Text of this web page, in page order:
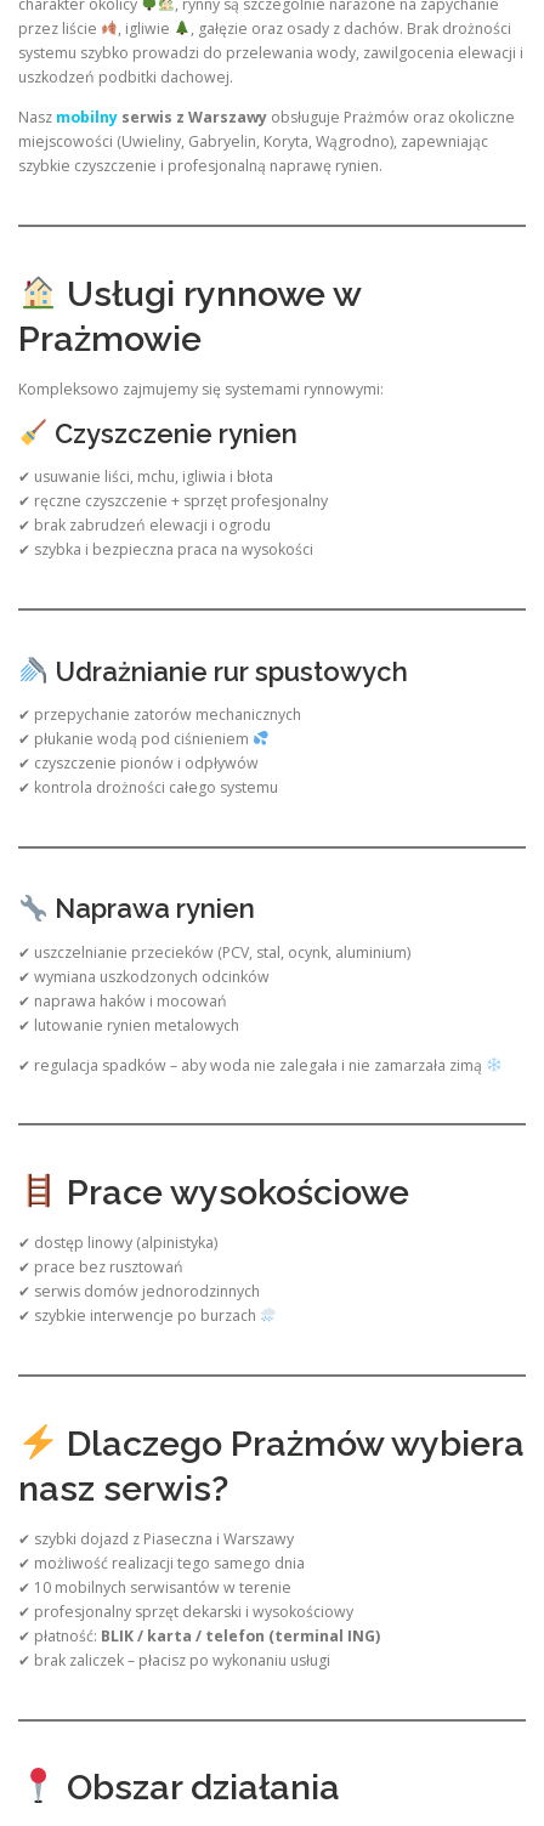
charakter okolicy
, rynny są szczególnie narażone na zapychanie
przez liście
, igliwie
, gałęzie oraz osady z dachów. Brak drożności
systemu szybko prowadzi do przelewania wody, zawilgocenia elewacji i
uszkodzeń podbitki dachowej.
Nasz mobilny serwis z Warszawy obsługuje Prażmów oraz okoliczne
miejscowości (Uwieliny, Gabryelin, Koryta, Wągrodno), zapewniając
szybkie czyszczenie i profesjonalną naprawę rynien.
Usługi rynnowe w
Prażmowie
Kompleksowo zajmujemy się systemami rynnowymi:
Czyszczenie rynien
✔ usuwanie liści, mchu, igliwia i błota
✔ ręczne czyszczenie + sprzęt profesjonalny
✔ brak zabrudzeń elewacji i ogrodu
✔ szybka i bezpieczna praca na wysokości
Udrażnianie rur spustowych
✔ przepychanie zatorów mechanicznych
✔ płukanie wodą pod ciśnieniem
✔ czyszczenie pionów i odpływów
✔ kontrola drożności całego systemu
Naprawa rynien
✔ uszczelnianie przecieków (PCV, stal, ocynk, aluminium)
✔ wymiana uszkodzonych odcinków
✔ naprawa haków i mocowań
✔ lutowanie rynien metalowych
✔ regulacja spadków – aby woda nie zalegała i nie zamarzała zimą
Prace wysokościowe
✔ dostęp linowy (alpinistyka)
✔ prace bez rusztowań
✔ serwis domów jednorodzinnych
✔ szybkie interwencje po burzach
Dlaczego Prażmów wybiera
nasz serwis?
✔ szybki dojazd z Piaseczna i Warszawy
✔ możliwość realizacji tego samego dnia
✔ 10 mobilnych serwisantów w terenie
✔ profesjonalny sprzęt dekarski i wysokościowy
✔ płatność: BLIK / karta / telefon (terminal ING)
✔ brak zaliczek – płacisz po wykonaniu usługi
Obszar działania